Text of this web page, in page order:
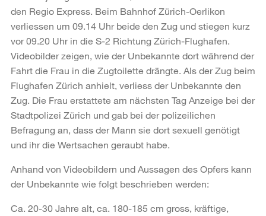
den Regio Express. Beim Bahnhof Zürich-Oerlikon
verliessen um 09.14 Uhr beide den Zug und stiegen kurz
vor 09.20 Uhr in die S-2 Richtung Zürich-Flughafen.
Videobilder zeigen, wie der Unbekannte dort während der
Fahrt die Frau in die Zugtoilette drängte. Als der Zug beim
Flughafen Zürich anhielt, verliess der Unbekannte den
Zug. Die Frau erstattete am nächsten Tag Anzeige bei der
Stadtpolizei Zürich und gab bei der polizeilichen
Befragung an, dass der Mann sie dort sexuell genötigt
und ihr die Wertsachen geraubt habe.
Anhand von Videobildern und Aussagen des Opfers kann
der Unbekannte wie folgt beschrieben werden:
Ca. 20-30 Jahre alt, ca. 180-185 cm gross, kräftige,